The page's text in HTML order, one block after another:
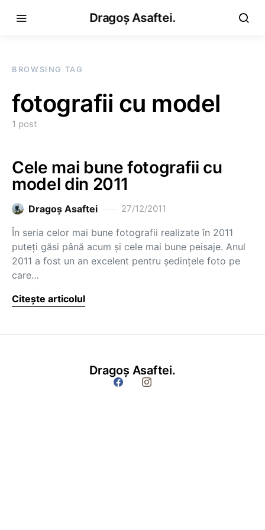
Dragoș Asaftei.
BROWSING TAG
fotografii cu model
1 post
Cele mai bune fotografii cu
model din 2011
Dragoş Asaftei 27/12/2011
În seria celor mai bune fotografii realizate în 2011
puteți găsi până acum și cele mai bune peisaje. Anul
2011 a fost un an excelent pentru ședințele foto pe
care…
Citește articolul
Dragoș Asaftei.